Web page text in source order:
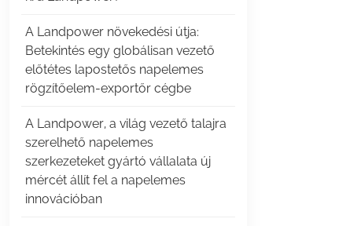
A Landpower növekedési útja:
Betekintés egy globálisan vezető
előtétes lapostetős napelemes
rögzítőelem-exportőr cégbe
A Landpower, a világ vezető talajra
szerelhető napelemes
szerkezeteket gyártó vállalata új
mércét állít fel a napelemes
innovációban